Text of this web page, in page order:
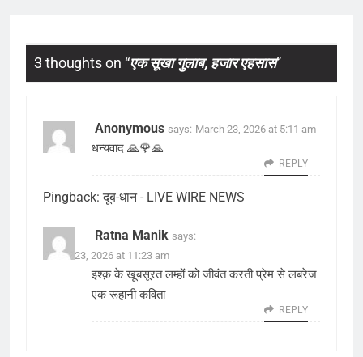
3 thoughts on “एक सूखा गुलाब, हजार एहसास”
Anonymous says: March 23, 2026 at 5:11 am
धन्यवाद 🙏🌹🙏
REPLY
Pingback:दूब-धान - LIVE WIRE NEWS
Ratna Manik says:
March 23, 2026 at 11:23 am
इश्क़ के खूबसूरत लम्हों को जीवंत करती प्रेम से लबरेज
एक रूहानी कविता
REPLY